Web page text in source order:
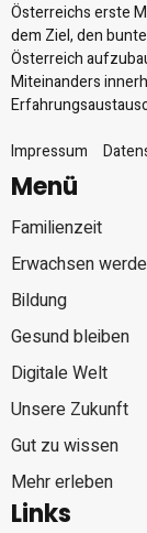
Österreichs erste
dem Ziel, den
Österreich
Miteinanders
Impressum
Menü
Familienzeit
Erwachsen
Bildung
Gesund bleiben
Digitale Welt
Unsere Zukunft
Gut zu wissen
Mehr erleben
Links